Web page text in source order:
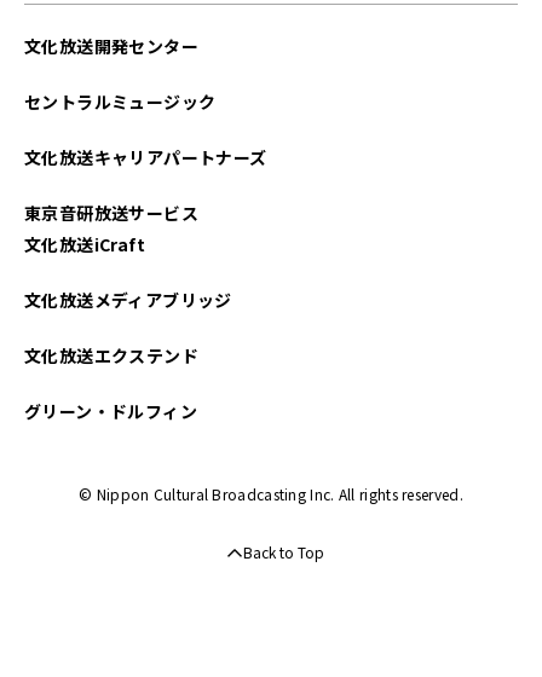
文化放送開発センター
セントラルミュージック
文化放送キャリアパートナーズ
東京音研放送サービス
文化放送iCraft
文化放送メディアブリッジ
文化放送エクステンド
グリーン・ドルフィン
© Nippon Cultural Broadcasting Inc. All rights reserved.
Back to Top